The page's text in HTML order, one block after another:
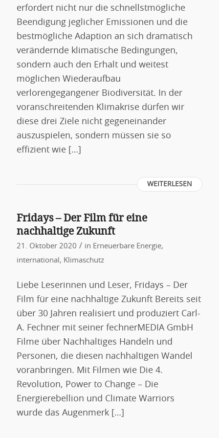
erfordert nicht nur die schnellstmögliche
Beendigung jeglicher Emissionen und die
bestmögliche Adaption an sich dramatisch
verändernde klimatische Bedingungen,
sondern auch den Erhalt und weitest
möglichen Wiederaufbau
verlorengegangener Biodiversität. In der
voranschreitenden Klimakrise dürfen wir
diese drei Ziele nicht gegeneinander
auszuspielen, sondern müssen sie so
effizient wie […]
WEITERLESEN
Fridays – Der Film für eine
nachhaltige Zukunft
21. Oktober 2020 / in Erneuerbare Energie,
international , Klimaschutz
Liebe Leserinnen und Leser, Fridays – Der
Film für eine nachhaltige Zukunft Bereits seit
über 30 Jahren realisiert und produziert Carl-
A. Fechner mit seiner fechnerMEDIA GmbH
Filme über Nachhaltiges Handeln und
Personen, die diesen nachhaltigen Wandel
voranbringen. Mit Filmen wie Die 4.
Revolution, Power to Change – Die
Energierebellion und Climate Warriors
wurde das Augenmerk […]